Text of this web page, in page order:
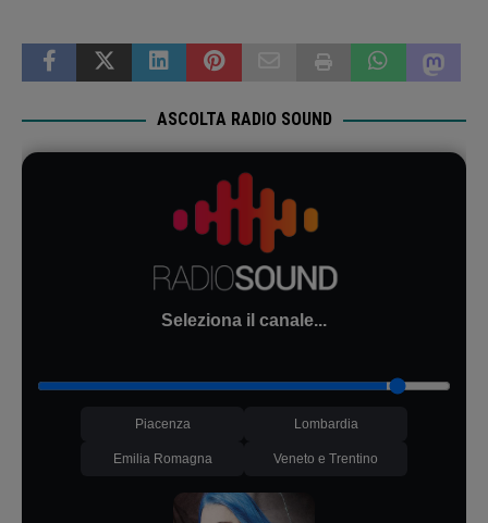
ASCOLTA RADIO SOUND
Seleziona il canale...
Piacenza Lombardia
Emilia Romagna Veneto e Trentino